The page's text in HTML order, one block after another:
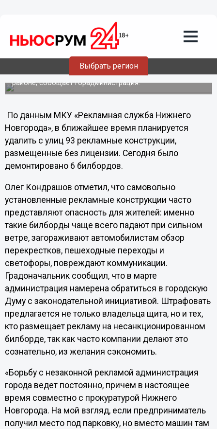
Выбрать регион
С улиц Нижнего уберут 93 незаконные
рекламные конструкции
Сегодня глава администрации Нижнего Новгорода Олег
Кондрашов вместе с прокурором города Владимиром
Никоновым проверил, как идет снос незаконно
установленных рекламных конструкций в Ленинском
районе, сообщает горадминистрация.
По данным МКУ «Рекламная служба Нижнего
Новгорода», в ближайшее время планируется
удалить с улиц 93 рекламные конструкции,
размещенные без лицензии. Сегодня было
демонтировано 6 билбордов.
Олег Кондрашов отметил, что самовольно
установленные рекламные конструкции часто
представляют опасность для жителей: именно
такие билборды чаще всего падают при сильном
ветре, загораживают автомобилистам обзор
перекрестков, пешеходные переходы и
светофоры, повреждают коммуникации.
Градоначальник сообщил, что в марте
администрация намерена обратиться в городскую
Думу с законодательной инициативой. Штрафовать
предлагается не только владельца щита, но и тех,
кто размещает рекламу на несанкционированном
билборде, так как часто компании делают это
сознательно, из желания сэкономить.
«Борьбу с незаконной рекламой администрация
города ведет постоянно, причем в настоящее
время совместно с прокуратурой Нижнего
Новгорода. На мой взгляд, если предприниматель
получил место под парковку, но вместо машин там